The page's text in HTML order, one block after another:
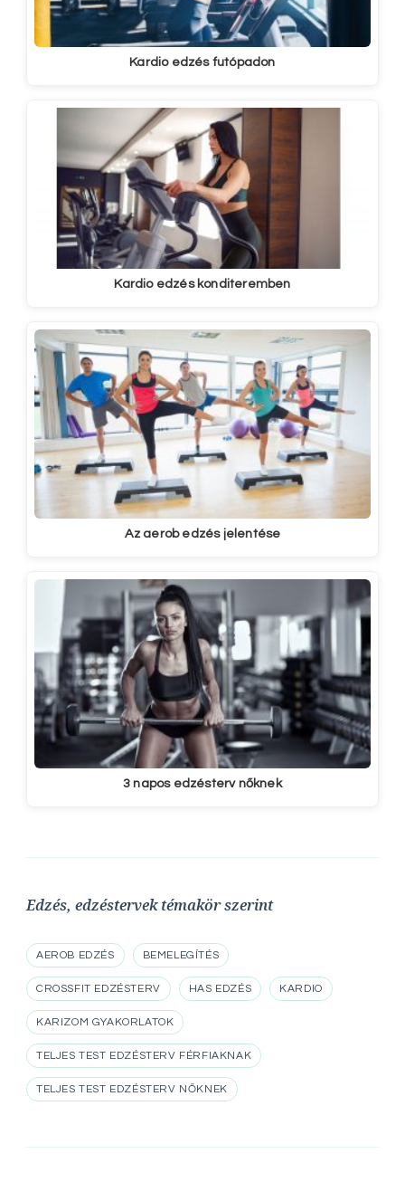
Kardio edzés futópadon
Kardio edzés konditeremben
Az aerob edzés jelentése
3 napos edzésterv nőknek
Edzés, edzéstervek témakör szerint
AEROB EDZÉS BEMELEGÍTÉS
CROSSFIT EDZÉSTERV HAS EDZÉS KARDIO
KARIZOM GYAKORLATOK
TELJES TEST EDZÉSTERV FÉRFIAKNAK
TELJES TEST EDZÉSTERV NŐKNEK